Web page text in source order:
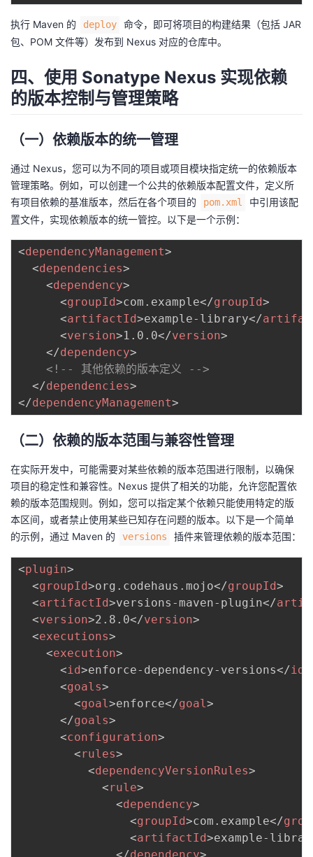
执行 Maven 的 deploy
命令，即可将项目的构建结果（包括 JAR
包、POM 文件等）发布到 Nexus 对应的仓库中。
四、使用 Sonatype Nexus 实现依赖
的版本控制与管理策略
（一）依赖版本的统一管理
通过 Nexus，您可以为不同的项目或项目模块指定统一的依赖版本
管理策略。例如，可以创建一个公共的依赖版本配置文件，定义所
有项目依赖的基准版本，然后在各个项目的
pom.xml
中引用该配
置文件，实现依赖版本的统一管控。以下是一个示例：
<dependencyManagement>
<dependencies>
<dependency>
<groupId>com.example</groupId>
<artifactId>example-library</
<version>1.0.0</version>
</dependency>
<!-- 其他依赖的版本定义 -->
</dependencies>
</dependencyManagement>
（二）依赖的版本范围与兼容性管理
在实际开发中，可能需要对某些依赖的版本范围进行限制，以确保
项目的稳定性和兼容性。Nexus 提供了相关的功能，允许您配置依
赖的版本范围规则。例如，您可以指定某个依赖只能使用特定的版
本区间，或者禁止使用某些已知存在问题的版本。以下是一个简单
的示例，通过 Maven 的
versions 插件来管理依赖的版本范围：
<plugin>
<groupId>org.codehaus.mojo</groupId>
<artifactId>versions-maven-plugin</
<version>2.8.0</version>
<executions>
<execution>
<id>enforce-dependency-versions</id
<goals>
<goal>enforce</goal>
</goals>
<configuration>
<rules>
<dependencyVersionRules>
<rule>
<dependency>
<groupId>com.example</
<artifactId>example-